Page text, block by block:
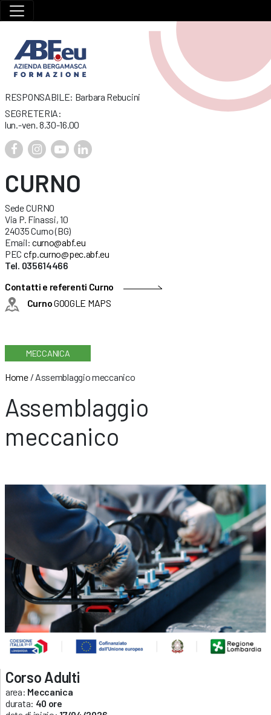
RESPONSABILE: Barbara Rebucini
SEGRETERIA:
lun.-ven. 8.30-16.00
CURNO
Sede CURNO
Via P. Finassi, 10
24035 Curno (BG)
Email: curno@abf.eu
PEC cfp.curno@pec.abf.eu
Tel. 035614466
Contatti e referenti Curno
CurnoGOOGLE MAPS
MECCANICA
Home/ Assemblaggio meccanico
Assemblaggio
meccanico
Corso Adulti
area: Meccanica
durata: 40 ore